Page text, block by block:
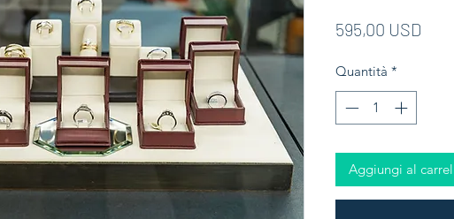
595,00 USD
Quantità *
Aggiungi al